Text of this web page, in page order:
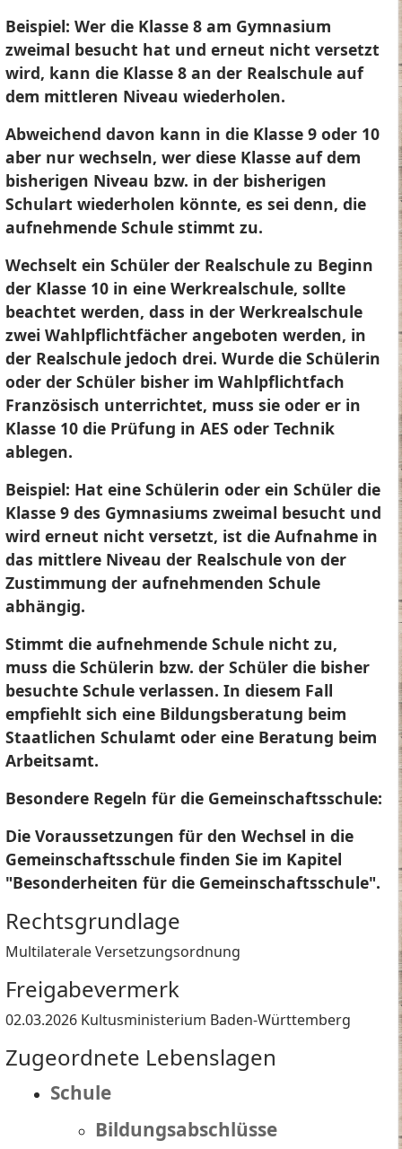
Beispiel: Wer die Klasse 8 am Gymnasium
zweimal besucht hat und erneut nicht versetzt
wird, kann die Klasse 8 an der Realschule auf
dem mittleren Niveau wiederholen.
Abweichend davon kann in die Klasse 9 oder 10
aber nur wechseln, wer diese Klasse auf dem
bisherigen Niveau bzw. in der bisherigen
Schulart wiederholen könnte, es sei denn, die
aufnehmende Schule stimmt zu.
Wechselt ein Schüler der Realschule zu Beginn
der Klasse 10 in eine Werkrealschule, sollte
beachtet werden, dass in der Werkrealschule
zwei Wahlpflichtfächer angeboten werden, in
der Realschule jedoch drei. Wurde die Schülerin
oder der Schüler bisher im Wahlpflichtfach
Französisch unterrichtet, muss sie oder er in
Klasse 10 die Prüfung in AES oder Technik
ablegen.
Beispiel: Hat eine Schülerin oder ein Schüler die
Klasse 9 des Gymnasiums zweimal besucht und
wird erneut nicht versetzt, ist die Aufnahme in
das mittlere Niveau der Realschule von der
Zustimmung der aufnehmenden Schule
abhängig.
Stimmt die aufnehmende Schule nicht zu,
muss die Schülerin bzw. der Schüler die bisher
besuchte Schule verlassen. In diesem Fall
empfiehlt sich eine Bildungsberatung beim
Staatlichen Schulamt oder eine Beratung beim
Arbeitsamt.
Besondere Regeln für die Gemeinschaftsschule:
Die Voraussetzungen für den Wechsel in die
Gemeinschaftsschule finden Sie im Kapitel
"Besonderheiten für die Gemeinschaftsschule".
Rechtsgrundlage
Multilaterale Versetzungsordnung
Freigabevermerk
02.03.2026 Kultusministerium Baden-Württemberg
Zugeordnete Lebenslagen
Schule
Bildungsabschlüsse